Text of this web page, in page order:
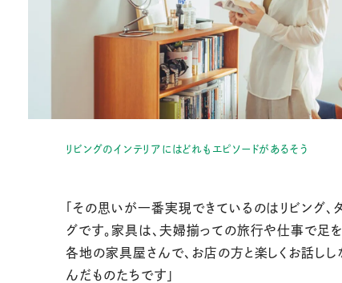
リビングのインテリアにはどれもエピソードがあるそう
「その思いが一番実現できているのはリビング、
グです。家具は、夫婦揃っての旅⾏や仕事で⾜
各地の家具屋さんで、お店の⽅と楽しくお話し
んだものたちです」